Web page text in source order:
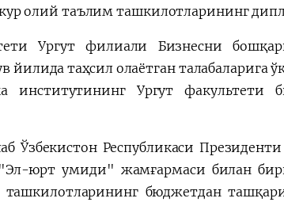
олий таълим ташкилотларининг
Ургут филиали Бизнесни
йилида таҳсил олаётган талабаларига
институтининг Ургут
Ўзбекистон Республикаси
юрт умиди" жамғармаси билан
бюджетдан